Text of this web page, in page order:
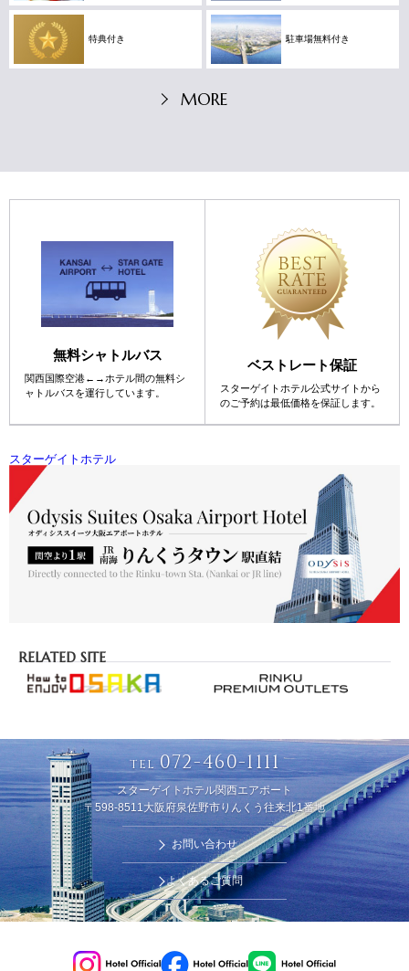
特典付き 駐車場無料付き
MORE
無料シャトルバス
関西国際空港←→ホテル間の無料シ
ャトルバスを運行しています。
ベストレート保証
スターゲイトホテル公式サイトから
のご予約は最低価格を保証します。
スターゲイトホテル
RELATED SITE
TEL072-460-1111
スターゲイトホテル関西エアポート
〒598-8511大阪府泉佐野市りんくう往来北1番地
お問い合わせ
よくあるご質問